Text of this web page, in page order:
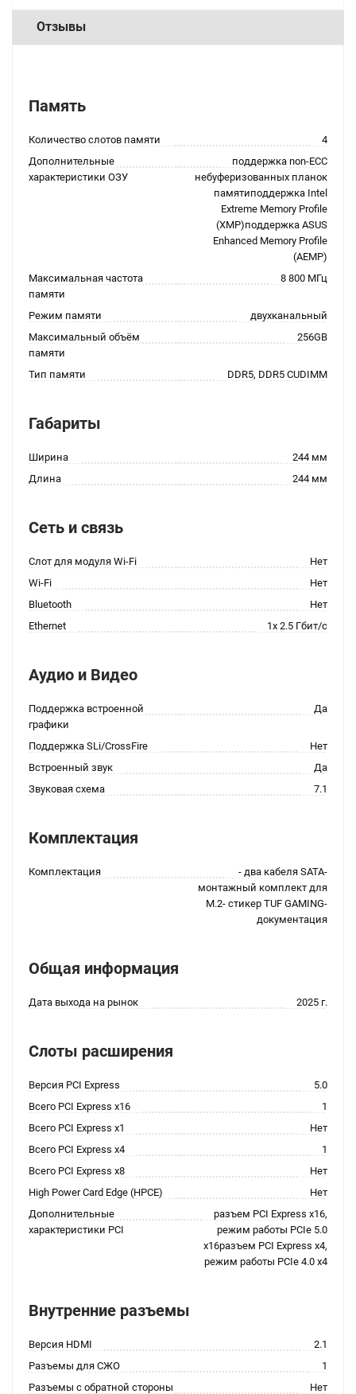
Отзывы
Память
Количество слотов памяти
4
Дополнительные
характеристики ОЗУ
поддержка non-ECC
небуферизованных планок
памятиподдержка Intel
Extreme Memory Profile
(XMP)поддержка ASUS
Enhanced Memory Profile
(AEMP)
Максимальная частота
памяти
8 800 МГц
Режим памяти
двухканальный
Максимальный объём
памяти
256GB
Тип памяти DDR5, DDR5 CUDIMM
Габариты
Ширина
244 мм
Длина
244 мм
Сеть и связь
Слот для модуля Wi-Fi
Нет
Wi-Fi
Нет
Bluetooth
Нет
Ethernet
1x 2.5 Гбит/с
Аудио и Видео
Поддержка встроенной
графики
Да
Поддержка SLi/CrossFire
Нет
Встроенный звук
Да
Звуковая схема
7.1
Комплектация
Комплектация
- два кабеля SATA-
монтажный комплект для
M.2- стикер TUF GAMING-
документация
Общая информация
Дата выхода на рынок 2025 г.
Слоты расширения
Версия PCI Express
5.0
Всего PCI Express x16
1
Всего PCI Express x1
Нет
Всего PCI Express x4
1
Всего PCI Express x8
Нет
High Power Card Edge (HPCE)
Нет
Дополнительные
характеристики PCI
разъем PCI Express x16,
режим работы PCIe 5.0
x16разъем PCI Express x4,
режим работы PCIe 4.0 x4
Внутренние разъемы
Версия HDMI
2.1
Разъемы для СЖО
1
Разъемы с обратной стороны
Нет